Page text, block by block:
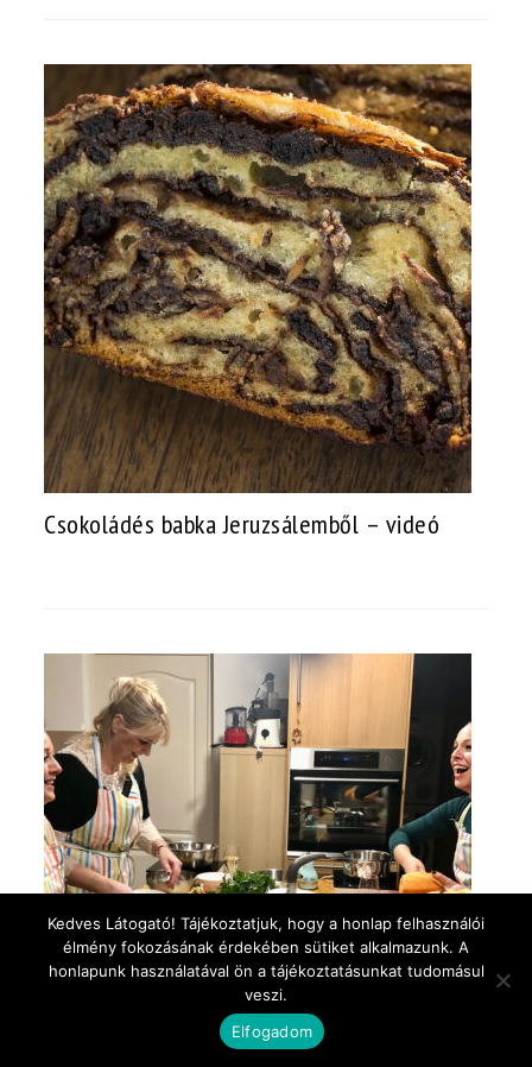
Csokoládés babka Jeruzsálemből – videó
Kedves Látogató! Tájékoztatjuk, hogy a honlap felhasználói
élmény fokozásának érdekében sütiket alkalmazunk. A
honlapunk használatával ön a tájékoztatásunkat tudomásul
veszi.
Elfogadom